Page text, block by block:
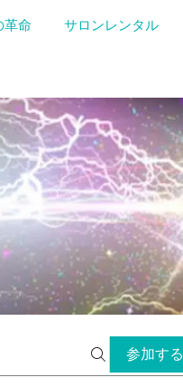
革命 サロンレンタル
参加する